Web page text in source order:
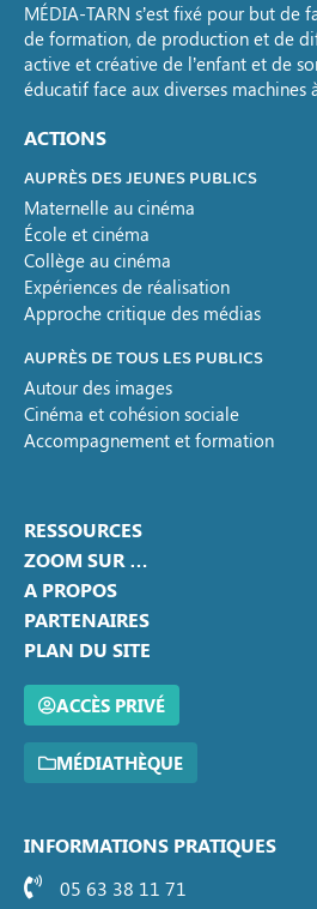
MÉDIA-TARN s’est fixé pour but de
de formation, de production et de
active et créative de l’enfant et de
éducatif face aux diverses machines
ACTIONS
AUPRÈS DES JEUNES PUBLICS
Maternelle au cinéma
École et cinéma
Collège au cinéma
Expériences de réalisation
Approche critique des médias
AUPRÈS DE TOUS LES PUBLICS
Autour des images
Cinéma et cohésion sociale
Accompagnement et formation
RESSOURCES
ZOOM SUR …
A PROPOS
PARTENAIRES
PLAN DU SITE
ACCÈS PRIVÉ
MÉDIATHÈQUE
INFORMATIONS PRATIQUES
05 63 38 11 71